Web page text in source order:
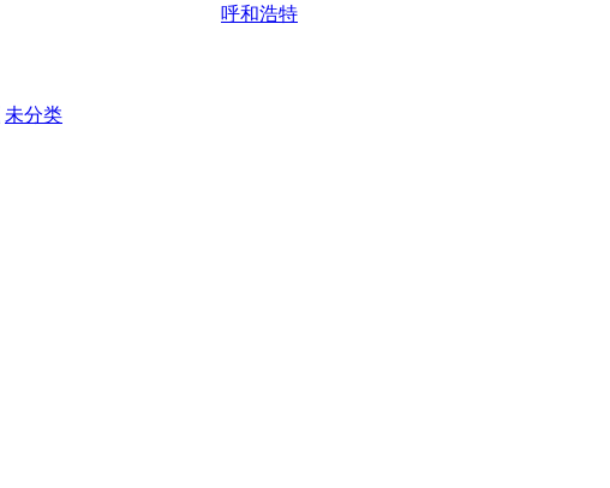
呼和浩特
未分类